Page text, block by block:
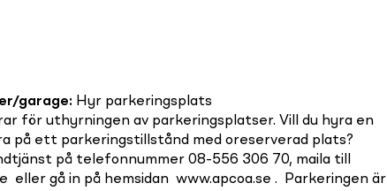
garage: Hyr parkeringsplats
för uthyrningen av parkeringsplatser. Vill du hyra en
på ett parkeringstillstånd med oreserverad plats?
på telefonnummer 08-556 306 70, maila till
eller gå in på hemsidan www.apcoa.se . Parkeringen är